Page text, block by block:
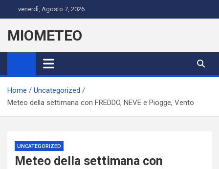
to
content
venerdì, Agosto 7, 2026
MIOMETEO
Home
Uncategorized
Meteo della settimana con FREDDO, NEVE e Piogge, Vento
UNCATEGORIZED
Meteo della settimana con